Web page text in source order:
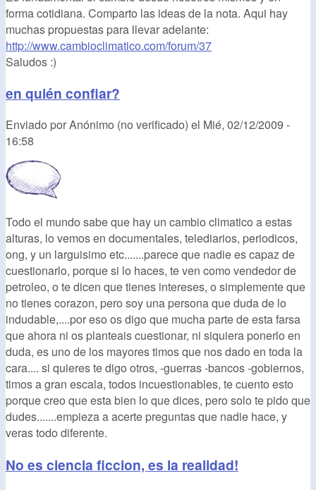
forma cotidiana. Comparto las ideas de la nota. Aqui hay
muchas propuestas para llevar adelante:
http://www.cambioclimatico.com/forum/37
Saludos :)
en quién confiar?
Enviado porAnónimo (no verificado) el Mié, 02/12/2009 -
16:58
Todo el mundo sabe que hay un cambio climatico a estas
alturas, lo vemos en documentales, telediarios, periodicos,
ong, y un larguisimo etc.......parece que nadie es capaz de
cuestionarlo, porque si lo haces, te ven como vendedor de
petroleo, o te dicen que tienes intereses, o simplemente que
no tienes corazon, pero soy una persona que duda de lo
indudable,....por eso os digo que mucha parte de esta farsa
que ahora ni os planteais cuestionar, ni siquiera ponerlo en
duda, es uno de los mayores timos que nos dado en toda la
cara.... si quieres te digo otros, -guerras -bancos -gobiernos,
timos a gran escala, todos incuestionables, te cuento esto
porque creo que esta bien lo que dices, pero solo te pido que
dudes.......empieza a acerte preguntas que nadie hace, y
veras todo diferente.
No es ciencia ficcion, es la realidad!